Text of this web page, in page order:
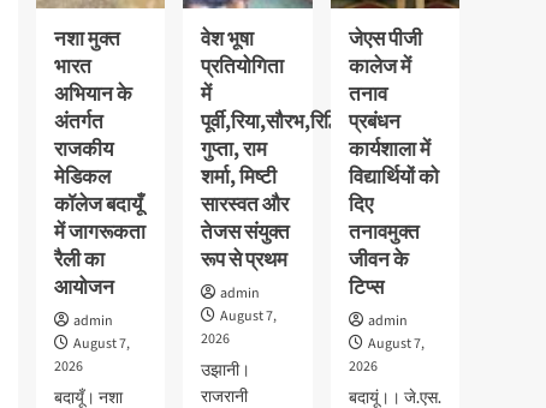
हजार
पुरस्कार
से
सम्मानित
नशा मुक्त
भारत
अभियान के
अंतर्गत
राजकीय
मेडिकल
कॉलेज बदायूँ
में जागरूकता
रैली का
आयोजन
admin
August 7,
2026
बदायूँ। नशा
वेश भूषा
प्रतियोगिता
में
पूर्वी,रिया,सौरभ,रिद्धि
गुप्ता, राम
शर्मा, मिष्टी
सारस्वत और
तेजस संयुक्त
रूप से प्रथम
admin
August 7,
2026
उझानी।
राजरानी
जेएस पीजी
कालेज में
तनाव
प्रबंधन
कार्यशाला में
विद्यार्थियों को
दिए
तनावमुक्त
जीवन के
टिप्स
admin
August 7,
2026
बदायूं।। जे.एस.